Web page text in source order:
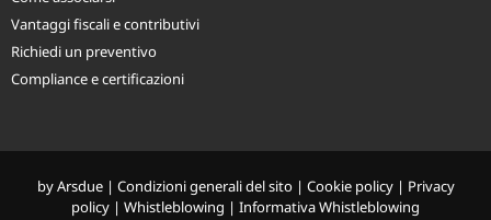
Come associarsi
Vantaggi fiscali e contributivi
Richiedi un preventivo
Arsdue|Condizioni generali del sito|Cookie policy|Privacy